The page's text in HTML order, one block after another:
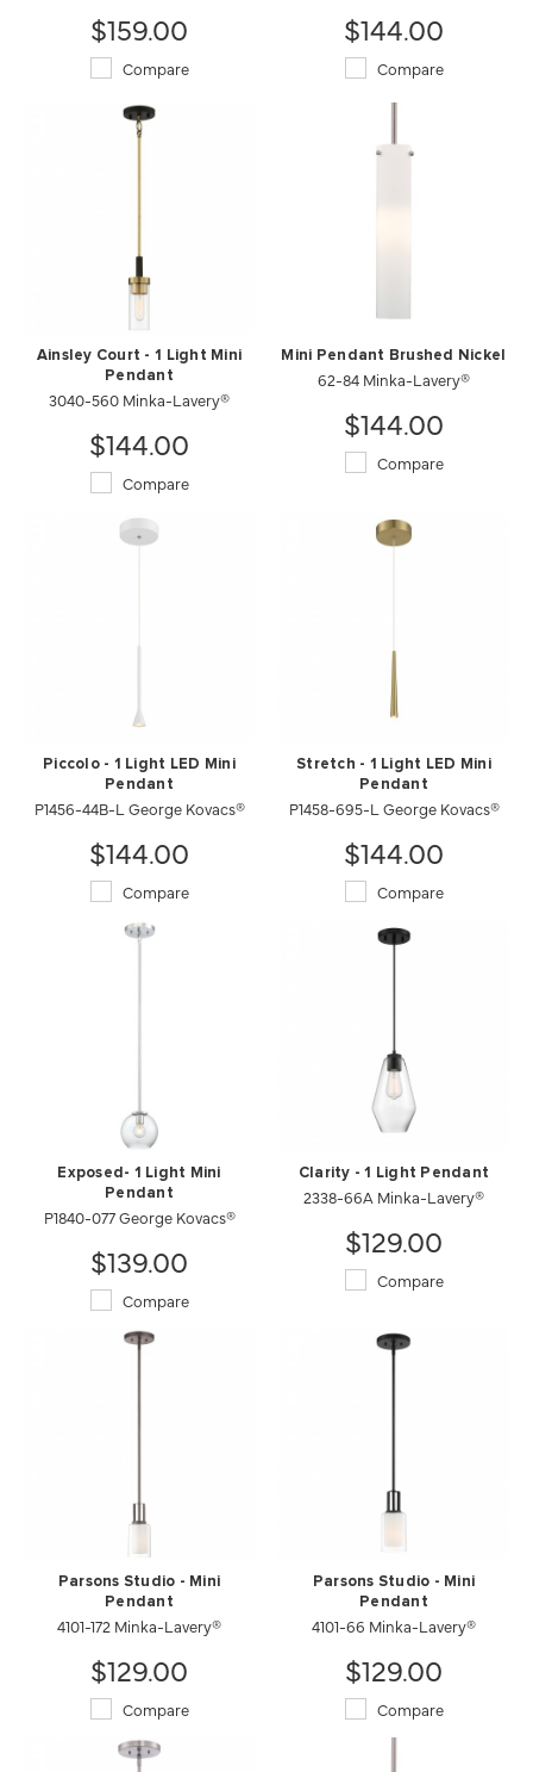
$159.00
Compare
$144.00
Compare
Ainsley Court - 1 Light Mini
Pendant
3040-560 Minka-Lavery®
$144.00
Compare
Mini Pendant Brushed Nickel
62-84 Minka-Lavery®
$144.00
Compare
Piccolo - 1 Light LED Mini
Pendant
P1456-44B-L George Kovacs®
$144.00
Compare
Stretch - 1 Light LED Mini
Pendant
P1458-695-L George Kovacs®
$144.00
Compare
Exposed- 1 Light Mini
Pendant
P1840-077 George Kovacs®
$139.00
Compare
Clarity - 1 Light Pendant
2338-66A Minka-Lavery®
$129.00
Compare
Parsons Studio - Mini
Pendant
4101-172 Minka-Lavery®
$129.00
Compare
Parsons Studio - Mini
Pendant
4101-66 Minka-Lavery®
$129.00
Compare